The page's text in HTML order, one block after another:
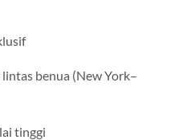
benua (New York–
tinggi